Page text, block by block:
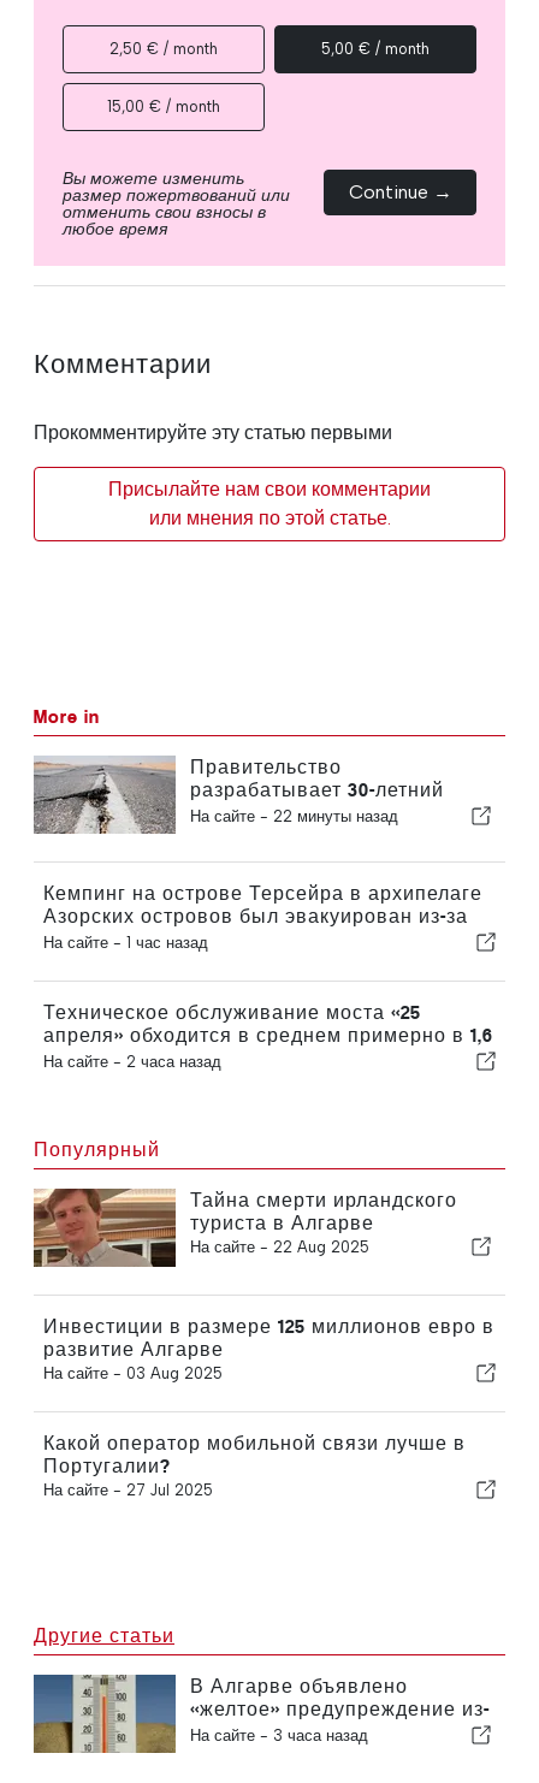
2,50 € / month 5,00 € / month
15,00 € / month
Вы можете изменить
размер пожертвований или
отменить свои взносы в
любое время
Continue →
Комментарии
Прокомментируйте эту статью первыми
Присылайте нам свои комментарии
или мнения по этой статье.
More in
Правительство
разрабатывает 30-летний
национальный план по
Португалии к сильным
землетрясениям
На сайте - 22 минуты назад
Кемпинг на острове Терсейра в архипелаге
Азорских островов был эвакуирован из-за
шторма
На сайте - 1 час назад
Техническое обслуживание моста «25
апреля» обходится в среднем примерно в 1,6
млн евро в год
На сайте - 2 часа назад
Популярный
Тайна смерти ирландского
туриста в Алгарве
На сайте - 22 Aug 2025
Инвестиции в размере 125 миллионов евро в
развитие Алгарве
На сайте - 03 Aug 2025
Какой оператор мобильной связи лучше в
Португалии?
На сайте - 27 Jul 2025
Другие статьи
В Алгарве объявлено
«желтое» предупреждение из-
за высоких температур
На сайте - 3 часа назад